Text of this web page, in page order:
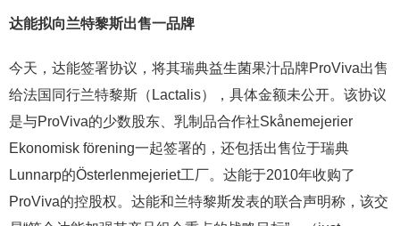
达能拟向兰特黎斯出售一品牌
今天，达能签署协议，将其瑞典益生菌果汁品牌ProViva出售
给法国同行兰特黎斯（Lactalis），具体金额未公开。该协议
是与ProViva的少数股东、乳制品合作社Skånemejerier
Ekonomisk förening一起签署的，还包括出售位于瑞典
Lunnarp的Österlenmejeriet工厂。达能于2010年收购了
ProViva的控股权。达能和兰特黎斯发表的联合声明称，该交